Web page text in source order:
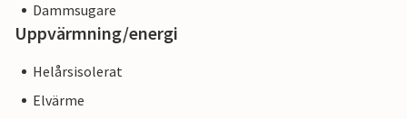
Dammsugare
Uppvärmning/energi
Helårsisolerat
Elvärme